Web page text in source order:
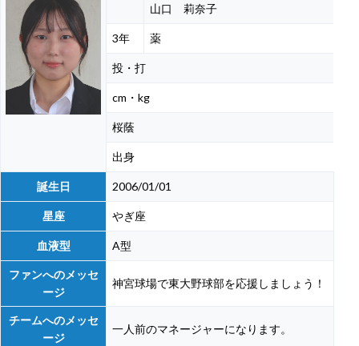
山口 莉奈子
3年 薬
投・打
cm・kg
桜蔭
出身
誕生日 2006/01/01
星座 やぎ座
血液型 A型
ファンへのメッセ
ージ
神宮球場で東大野球部を応援しましょう！
チームへのメッセ
ージ
一人前のマネージャーになります。